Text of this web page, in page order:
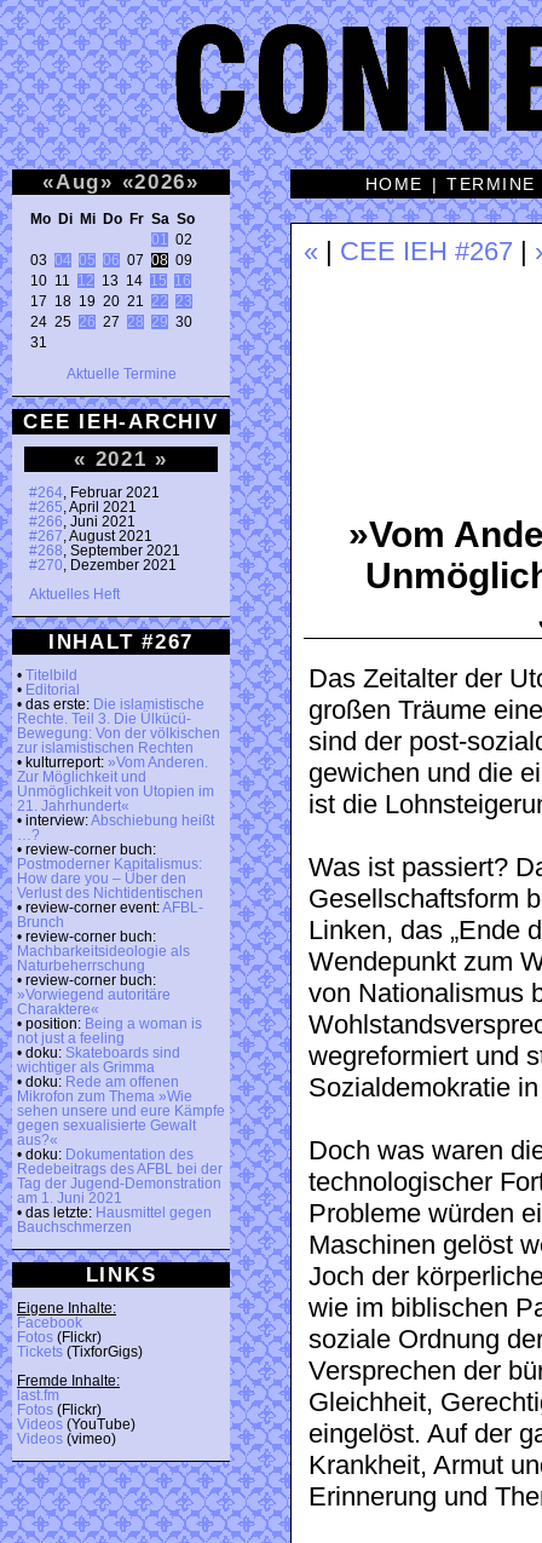
«Aug» «2026»
Mo Di Mi Do Fr Sa So
01
02
03 04 05 06 07 08 09
10 11 12 13 14 15
16
17 18 19 20 21 22
23
24 25 26 27 28 29 30
31
Aktuelle Termine
CEE IEH-ARCHIV
« 2021 »
#264 , Februar 2021
#265 , April 2021
#266 , Juni 2021
#267 , August 2021
#268 , September 2021
#270 , Dezember 2021
Aktuelles Heft
INHALT #267
• Titelbild
• Editorial
• das erste: Die islamistische
Rechte. Teil 3. Die Ülkücü-
Bewegung: Von der völkischen
zur islamistischen Rechten
• kulturreport: »Vom Anderen.
Zur Möglichkeit und
Unmöglichkeit von Utopien im
21. Jahrhundert«
• interview:Abschiebung heißt
…?
• review-corner buch:
Postmoderner Kapitalismus:
How dare you – Über den
Verlust des Nichtidentischen
• review-corner event:AFBL-
Brunch
• review-corner buch:
Machbarkeitsideologie als
Naturbeherrschung
• review-corner buch:
»Vorwiegend autoritäre
Charaktere«
• position: Being a woman is
not just a feeling
• doku: Skateboards sind
wichtiger als Grimma
• doku: Rede am offenen
Mikrofon zum Thema »Wie
sehen unsere und eure Kämpfe
gegen sexualisierte Gewalt
aus?«
• doku: Dokumentation des
Redebeitrags des AFBL bei der
Tag der Jugend-Demonstration
am 1. Juni 2021
• das letzte: Hausmittel gegen
Bauchschmerzen
LINKS
Eigene Inhalte:
Facebook
Fotos (Flickr)
Tickets (TixforGigs)
Fremde Inhalte:
last.fm
Fotos (Flickr)
Videos (YouTube)
Videos (vimeo)
HOME |TERMINE
« CEE IEH #267
»Vom
Das Zeitalter der
großen Träume
sind der post-
gewichen und die
ist die
Was ist passiert?
Gesellschaftsform
Linken, das „Ende
Wendepunkt zum
von Nationalismus
wegreformiert und
Sozialdemokratie
Doch was waren
technologischer
Probleme würden
Maschinen gelöst
Joch der
wie im biblischen
soziale Ordnung
Versprechen der
Gleichheit,
eingelöst. Auf der
Krankheit, Armut
Erinnerung und